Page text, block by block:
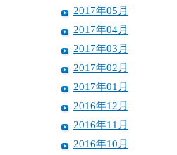
2017年05月
2017年04月
2017年03月
2017年02月
2017年01月
2016年12月
2016年11月
2016年10月